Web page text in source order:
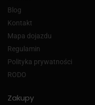
Blog
Kontakt
Mapa dojazdu
Regulamin
Polityka prywatności
RODO
Zakupy